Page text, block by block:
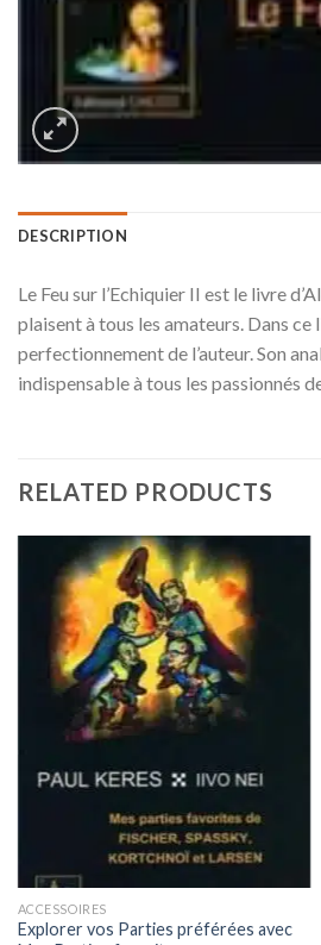
DESCRIPTION
Le Feu sur l’Echiquier II est le livre
plaisent à tous les amateurs. Dans
perfectionnement de l’auteur. Son
indispensable à tous les passionnés
RELATED PRODUCTS
ACCESSOIRES
Explorer vos Parties préférées avec